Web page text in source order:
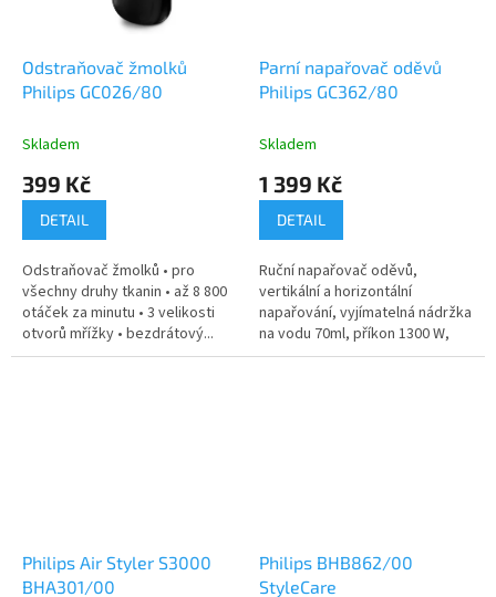
Odstraňovač žmolků
Philips GC026/80
Skladem
399 Kč
DETAIL
Odstraňovač žmolků • pro
všechny druhy tkanin • až 8 800
otáček za minutu • 3 velikosti
otvorů mřížky • bezdrátový...
Parní napařovač oděvů
Philips GC362/80
Skladem
1 399 Kč
DETAIL
Ruční napařovač oděvů,
vertikální a horizontální
napařování, vyjímatelná nádržka
na vodu 70ml, příkon 1300 W,
barva:...
Philips Air Styler S3000
BHA301/00
Philips BHB862/00
StyleCare